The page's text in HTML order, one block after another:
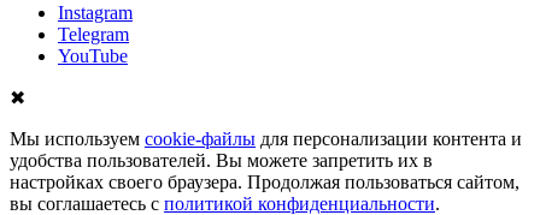
Instagram
Telegram
YouTube
✖
Мы используем cookie-файлы для персонализации контента и
удобства пользователей. Вы можете запретить их в
настройках своего браузера. Продолжая пользоваться сайтом,
вы соглашаетесь с политикой конфиденциальности.